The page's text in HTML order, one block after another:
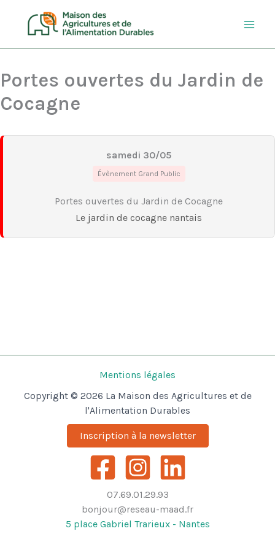
contenu
Portes ouvertes du Jardin de
Cocagne
samedi 30/05
Évènement Grand Public
Portes ouvertes du Jardin de Cocagne
Le jardin de cocagne nantais
Mentions légales
Copyright © 2026 La Maison des Agricultures et de
l'Alimentation Durables
Inscription à la newsletter
07.69.01.29.93
bonjour@reseau-maad.fr
5 place Gabriel Trarieux - Nantes